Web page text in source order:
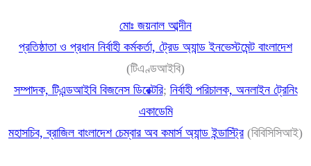
মোঃ জয়নাল আব্দীন
প্রতিষ্ঠাতা ও প্রধান নির্বাহী কর্মকর্তা, ট্রেড অ্যান্ড ইনভেস্টমেন্ট বাংলাদেশ
(টিএণ্ডআইবি)
সম্পাদক, টিএন্ডআইবি বিজনেস ডিরেক্টরি; নির্বাহী পরিচালক, অনলাইন ট্রেনিং
একাডেমি
মহাসচিব, ব্রাজিল বাংলাদেশ চেম্বার অব কমার্স অ্যান্ড ইন্ডাস্ট্রি(বিবিসিসিআই)